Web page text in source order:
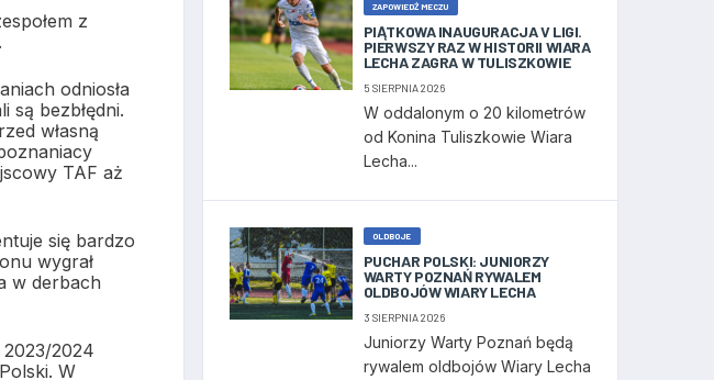
z
odniosła
są bezbłędni.
własną
TAF aż
się bardzo
wygrał
w derbach
2024
W
ZAPOWIEDŹ MECZU
PIĄTKOWA INAUGURACJA V LIGI.
PIERWSZY RAZ W HISTORII WIARA
LECHA ZAGRA W TULISZKOWIE
5 SIERPNIA 2026
W oddalonym o 20 kilometrów
od Konina Tuliszkowie Wiara
Lecha...
OLDBOJE
PUCHAR POLSKI: JUNIORZY
WARTY POZNAŃ RYWALEM
OLDBOJÓW WIARY LECHA
3 SIERPNIA 2026
Juniorzy Warty Poznań będą
rywalem oldbojów Wiary Lecha